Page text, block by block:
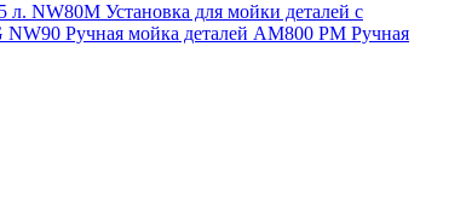
л. NW80M Установка для мойки деталей с
NW90 Ручная мойка деталей АМ800 РМ Ручная